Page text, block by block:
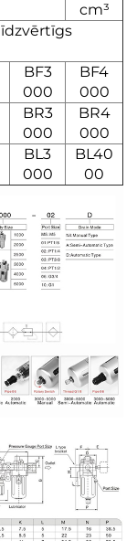
cm³
BF3
000
BF4
000
BR3
000
BR4
000
BL3
000
BL40
00